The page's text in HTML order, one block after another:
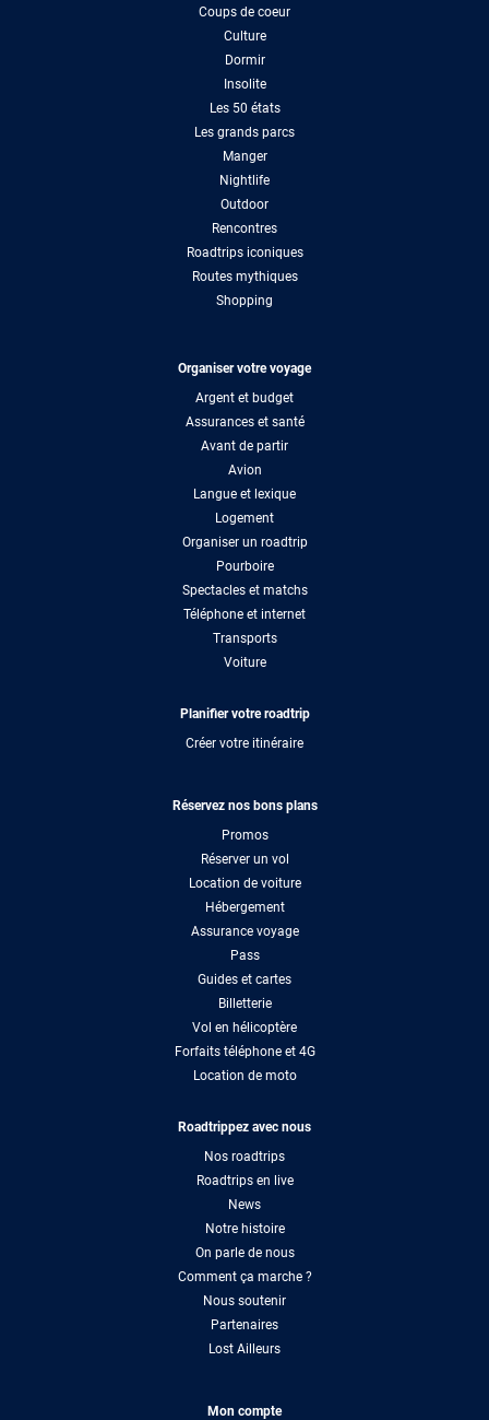
Coups de coeur
Culture
Dormir
Insolite
Les 50 états
Les grands parcs
Manger
Nightlife
Outdoor
Rencontres
Roadtrips iconiques
Routes mythiques
Shopping
Organiser votre voyage
Argent et budget
Assurances et santé
Avant de partir
Avion
Langue et lexique
Logement
Organiser un roadtrip
Pourboire
Spectacles et matchs
Téléphone et internet
Transports
Voiture
Planifier votre roadtrip
Créer votre itinéraire
Réservez nos bons plans
Promos
Réserver un vol
Location de voiture
Hébergement
Assurance voyage
Pass
Guides et cartes
Billetterie
Vol en hélicoptère
Forfaits téléphone et 4G
Location de moto
Roadtrippez avec nous
Nos roadtrips
Roadtrips en live
News
Notre histoire
On parle de nous
Comment ça marche ?
Nous soutenir
Partenaires
Lost Ailleurs
Mon compte